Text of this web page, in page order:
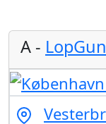
A - LopGun